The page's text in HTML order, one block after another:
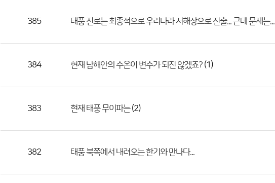
다.
385 태풍 진로는 최종적으로 우리나라 서해상으로 진출... 근데 문제는...
384 현재 남해안의 수온이 변수가 되진 않겠죠? (1)
383 현재 태풍 무이파는(2)
382 태풍 북쪽에서 내려오는 한기와 만나다...